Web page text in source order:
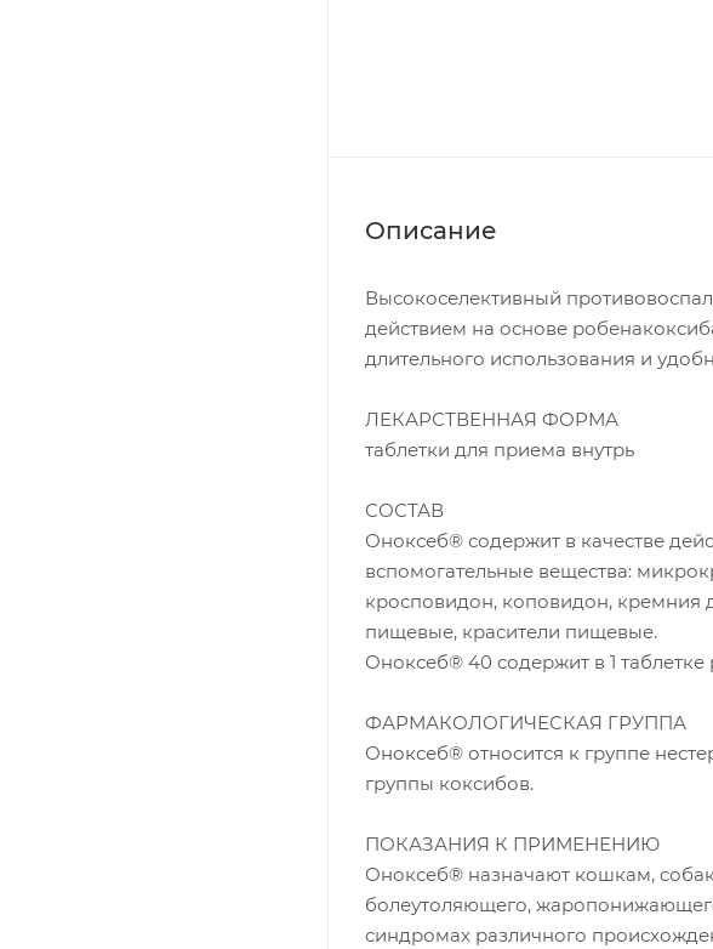
Описание
Высокоселективный
действием на основе
длительного использования и
ЛЕКАРСТВЕННАЯ ФОРМА
таблетки для приема внутрь
СОСТАВ
Оноксеб® содержит в качестве
вспомогательные вещества:
кросповидон, коповидон, кремния
пищевые, красители пищевые.
Оноксеб® 40 содержит в 1
ФАРМАКОЛОГИЧЕСКАЯ ГРУППА
Оноксеб® относится к группе
группы коксибов.
ПОКАЗАНИЯ К ПРИМЕНЕНИЮ
Оноксеб® назначают кошкам,
болеутоляющего,
синдромах различного